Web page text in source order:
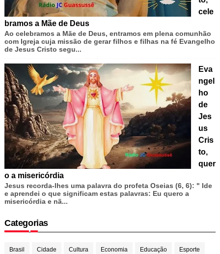
cele
bramos a Mãe de Deus
Ao celebramos a Mãe de Deus, entramos em plena comunhão
com Igreja cuja missão de gerar filhos e filhas na fé Evangelho
de Jesus Cristo segu...
Eva
ngel
ho
de
Jes
us
Cris
to,
quer
o a misericórdia
Jesus recorda-lhes uma palavra do profeta Oseias (6, 6): " Ide
e aprendei o que significam estas palavras: Eu quero a
misericórdia e nã...
Categorias
Brasil Cidade Cultura Economia Educação Esporte